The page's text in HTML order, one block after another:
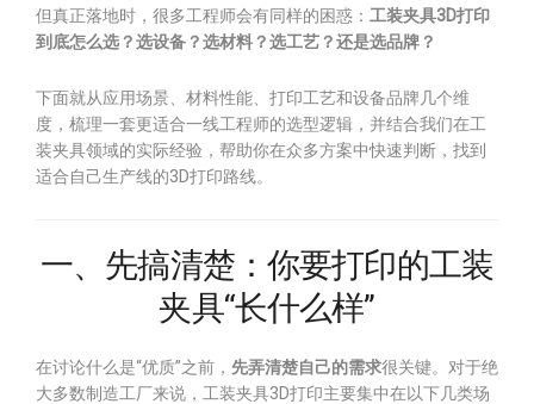
但真正落地时，很多工程师会有同样的困惑： 工装夹具3D打印
到底怎么选？选设备？选材料？选工艺？还是选品牌？
下面就从应用场景、材料性能、打印工艺和设备品牌几个维
度，梳理一套更适合一线工程师的选型逻辑，并结合我们在工
装夹具领域的实际经验，帮助你在众多方案中快速判断，找到
适合自己生产线的3D打印路线。
一、先搞清楚：你要打印的工装
夹具“长什么样”
在讨论什么是“优质”之前， 先弄清楚自己的需求很关键。对于绝
大多数制造工厂来说，工装夹具3D打印主要集中在以下几类场